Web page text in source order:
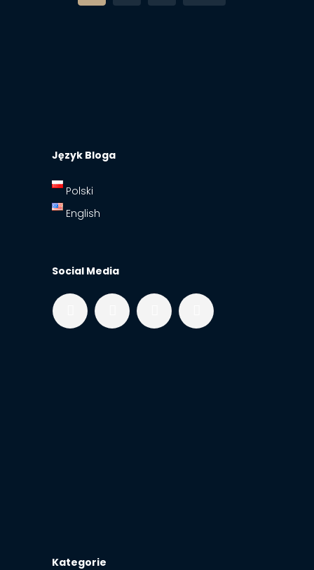
Język Bloga
Polski
English
Social Media
Kategorie